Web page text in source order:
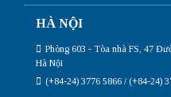
HÀ NỘI
Phòng 603 - Tòa nhà FS, 47
Hà Nội
(+84-24) 3776 5866 / (+84-24)